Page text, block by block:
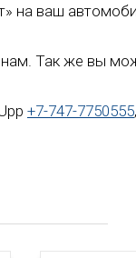
на ваш
Так же вы
+7-747-7750555